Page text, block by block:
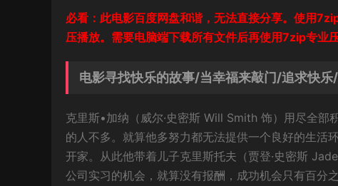
必看：此电影百度网盘和谐，无法直接分享。使用
压播放。需要电脑端下载所有文件后再使用7zip专业
电影寻找快乐的故事/当幸福来敲门/追求快
克里斯•加纳（威尔·史密斯 Will Smith 饰）用尽全
的人不多。就算他多努力都无法提供一个良好的生
开家。从此他带着儿子克里斯托夫（贾登·史密斯
公司实习的机会，就算没有报酬，成功机会只有百分